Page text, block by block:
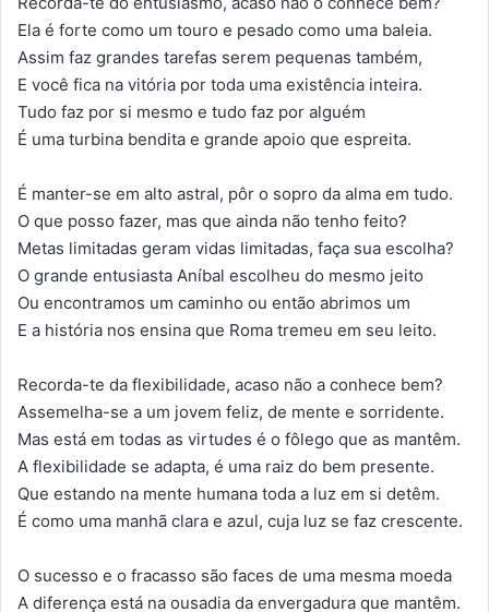
Ela é forte como um touro e pesado como uma baleia.
Assim faz grandes tarefas serem pequenas também,
E você fica na vitória por toda uma existência inteira.
Tudo faz por si mesmo e tudo faz por alguém
É uma turbina bendita e grande apoio que espreita.
É manter-se em alto astral, pôr o sopro da alma em tudo.
O que posso fazer, mas que ainda não tenho feito?
Metas limitadas geram vidas limitadas, faça sua escolha?
O grande entusiasta Aníbal escolheu do mesmo jeito
Ou encontramos um caminho ou então abrimos um
E a história nos ensina que Roma tremeu em seu leito.
Recorda-te da flexibilidade, acaso não a conhece bem?
Assemelha-se a um jovem feliz, de mente e sorridente.
Mas está em todas as virtudes é o fôlego que as mantêm.
A flexibilidade se adapta, é uma raiz do bem presente.
Que estando na mente humana toda a luz em si detêm.
É como uma manhã clara e azul, cuja luz se faz crescente.
O sucesso e o fracasso são faces de uma mesma moeda
A diferença está na ousadia da envergadura que mantêm.